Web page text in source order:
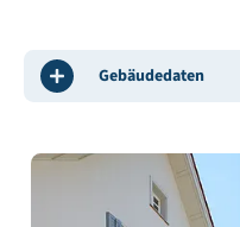
Gebäudedaten